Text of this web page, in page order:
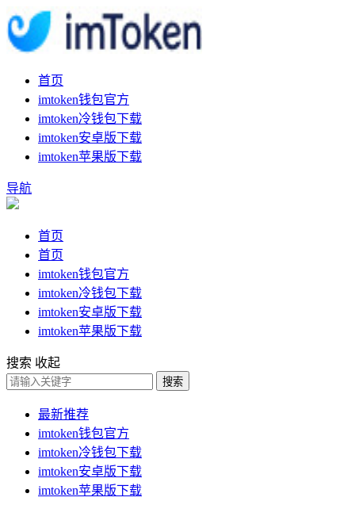
首页
imtoken钱包官方
imtoken冷钱包下载
imtoken安卓版下载
imtoken苹果版下载
导航
首页
首页
imtoken钱包官方
imtoken冷钱包下载
imtoken安卓版下载
imtoken苹果版下载
搜索 收起
搜索
最新推荐
imtoken钱包官方
imtoken冷钱包下载
imtoken安卓版下载
imtoken苹果版下载